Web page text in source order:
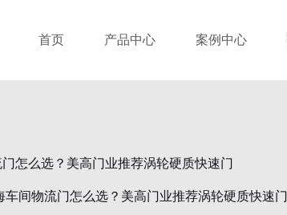
首页 产品中心 案例中心
门怎么选？美高门业推荐涡轮硬质快速门
车间物流门怎么选？美高门业推荐涡轮硬质快速门